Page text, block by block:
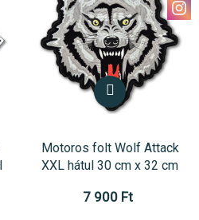
Motoros folt Wolf Attack
XXL hátul 30 cm x 32 cm
7 900 Ft